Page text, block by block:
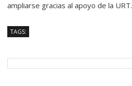
ampliarse gracias al apoyo de la URT.
TAGS: